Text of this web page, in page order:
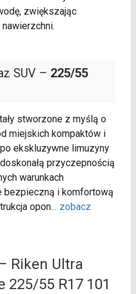
zwiększając
SUV – 225/55
stworzone z myślą o
miejskich kompaktów i
ekskluzywne limuzyny
przyczepnością
warunkach
bezpieczną i komfortową
opon... zobacz
Riken Ultra
225/55 R17 101